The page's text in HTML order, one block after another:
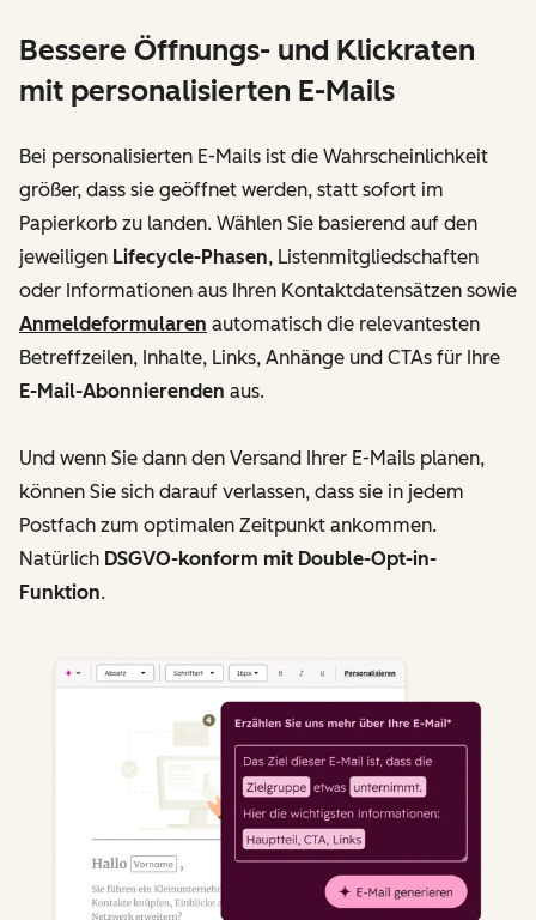
Bessere Öffnungs- und Klickraten
mit personalisierten E-Mails
Bei personalisierten E-Mails ist die Wahrscheinlichkeit
größer, dass sie geöffnet werden, statt sofort im
Papierkorb zu landen. Wählen Sie basierend auf den
jeweiligen Lifecycle-Phasen, Listenmitgliedschaften
oder Informationen aus Ihren Kontaktdatensätzen sowie
Anmeldeformularen automatisch die relevantesten
Betreffzeilen, Inhalte, Links, Anhänge und CTAs für Ihre
E-Mail-Abonnierenden aus.
Und wenn Sie dann den Versand Ihrer E-Mails planen,
können Sie sich darauf verlassen, dass sie in jedem
Postfach zum optimalen Zeitpunkt ankommen.
Natürlich DSGVO-konform mit Double-Opt-in-
Funktion.